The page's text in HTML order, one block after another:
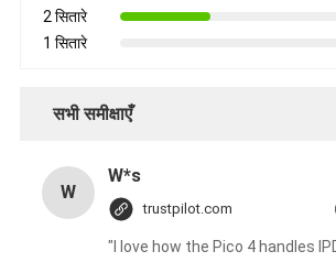
2 सितारे
1 सितारे
सभी समीक्षाएँ
W
W*s
trustpilot.com
"I love how the Pico 4 handles